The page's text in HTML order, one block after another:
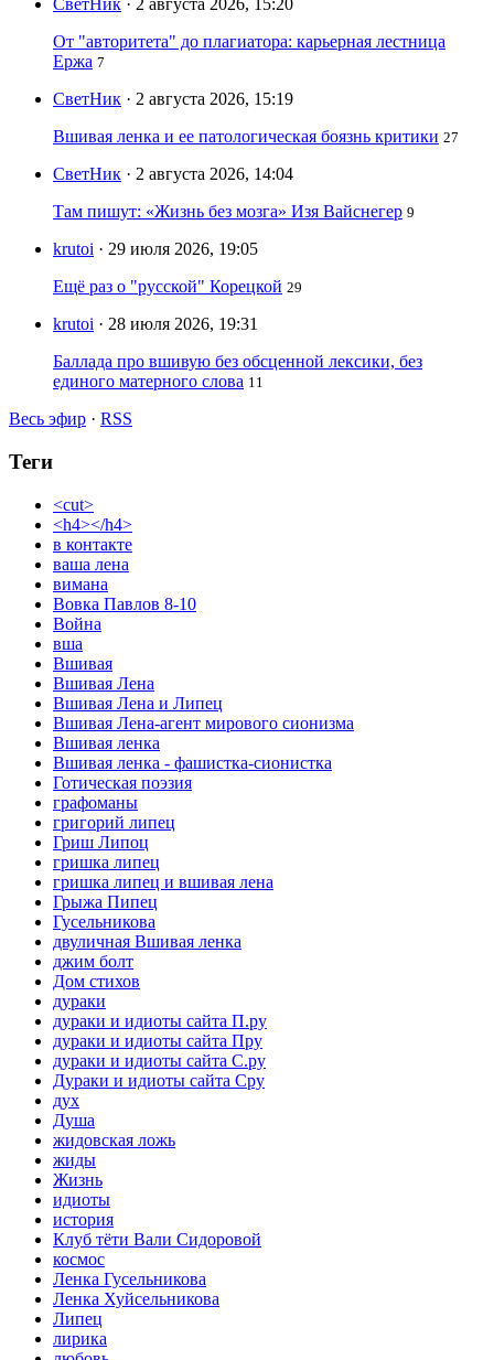
СветНик · 2 августа 2026, 15:20
От "авторитета" до плагиатора: карьерная лестница
Ержа 7
СветНик · 2 августа 2026, 15:19
Вшивая ленка и ее патологическая боязнь критики 27
СветНик · 2 августа 2026, 14:04
Там пишут: «Жизнь без мозга» Изя Вайснегер 9
krutoi · 29 июля 2026, 19:05
Ещё раз о "русской" Корецкой 29
krutoi · 28 июля 2026, 19:31
Баллада про вшивую без обсценной лексики, без
единого матерного слова 11
Весь эфир · RSS
Теги
<cut>
<h4></h4>
в контакте
ваша лена
вимана
Вовка Павлов 8-10
Война
вша
Вшивая
Вшивая Лена
Вшивая Лена и Липец
Вшивая Лена-агент мирового сионизма
Вшивая ленка
Вшивая ленка - фашистка-сионистка
Готическая поэзия
графоманы
григорий липец
Гриш Липоц
гришка липец
гришка липец и вшивая лена
Грыжа Пипец
Гусельникова
двуличная Вшивая ленка
джим болт
Дом стихов
дураки
дураки и идиоты сайта П.ру
дураки и идиоты сайта Пру
дураки и идиоты сайта С.ру
Дураки и идиоты сайта Сру
дух
Душа
жидовская ложь
жиды
Жизнь
идиоты
история
Клуб тёти Вали Сидоровой
космос
Ленка Гусельникова
Ленка Хуйсельникова
Липец
лирика